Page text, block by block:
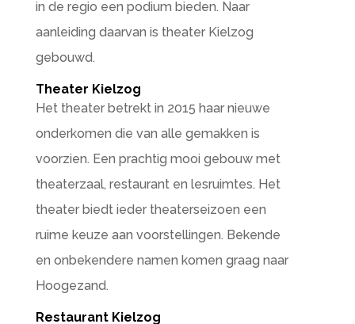
in de regio een podium bieden. Naar
aanleiding daarvan is theater Kielzog
gebouwd.
Theater Kielzog
Het theater betrekt in 2015 haar nieuwe
onderkomen die van alle gemakken is
voorzien. Een prachtig mooi gebouw met
theaterzaal, restaurant en lesruimtes. Het
theater biedt ieder theaterseizoen een
ruime keuze aan voorstellingen. Bekende
en onbekendere namen komen graag naar
Hoogezand.
Restaurant Kielzog